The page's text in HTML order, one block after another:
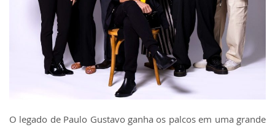
O legado de Paulo Gustavo ganha os palcos em uma grande